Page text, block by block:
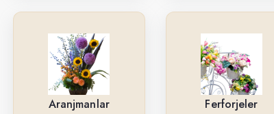
Tasarım Buketler
Orkideler
Ne İçin ?
Ürün Çeşitlerimiz
Aranjmanlar Ferforjeler